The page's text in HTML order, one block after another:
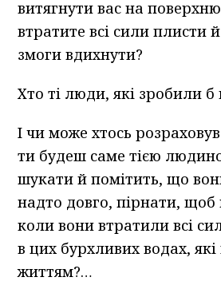
витягнути вас на
втратите всі сили плисти
змоги вдихнути?
Хто ті люди, які зробили б
І чи може хтось
ти будеш саме тією
шукати й помітить, що
надто довго, пірнати, щоб
коли вони втратили всі
в цих бурхливих водах,
життям?…